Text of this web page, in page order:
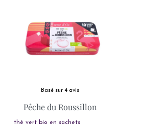
Basé sur 4 avis
Pêche du Roussillon
thé vert bio en sachets